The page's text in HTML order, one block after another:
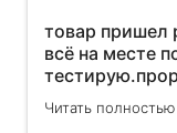
товар пришел
всё на месте
работать
жаль деньги
Читать полностью